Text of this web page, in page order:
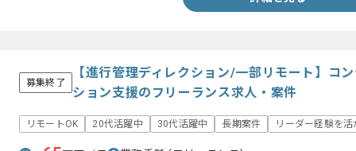
募集終了
【進行管理ディレクション/一部リモート】コ
ション支援のフリーランス求人・案件
リモートOK 20代活躍中 30代活躍中 長期案件 リーダー経験を活